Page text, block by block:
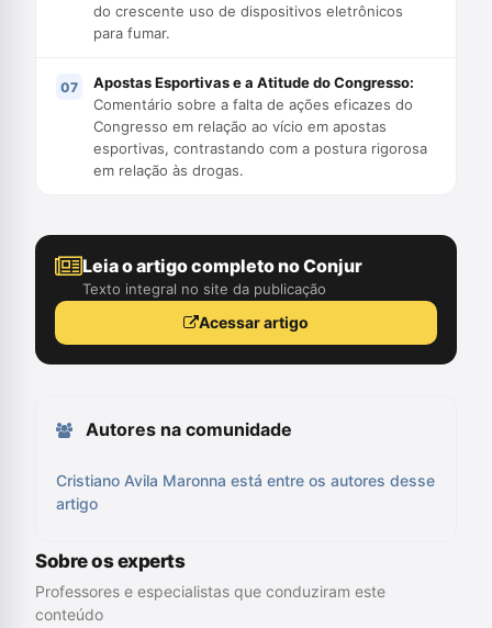
do crescente uso de dispositivos eletrônicos
para fumar.
Apostas Esportivas e a Atitude do Congresso:
Comentário sobre a falta de ações eficazes do
Congresso em relação ao vício em apostas
esportivas, contrastando com a postura rigorosa
em relação às drogas.
Leia o artigo completo no Conjur
Texto integral no site da publicação
Acessar artigo
Autores na comunidade
Cristiano Avila Maronna está entre os autores desse
artigo
Sobre os experts
Professores e especialistas que conduziram este
conteúdo